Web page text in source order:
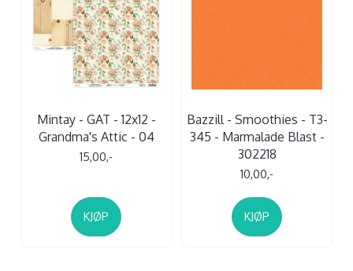
Mintay - GAT - 12x12 -
Grandma's Attic - 04
15,00,-
KJØP
Bazzill - Smoothies - T3-
345 - Marmalade Blast -
302218
10,00,-
KJØP